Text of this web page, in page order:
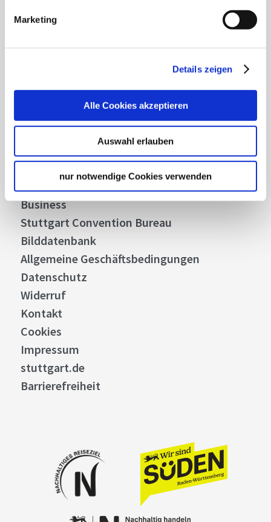
Marketing
Details zeigen
Alle Cookies akzeptieren
Auswahl erlauben
nur notwendige Cookies verwenden
Mit unserem Newsletter bleiben Sie zu Events,
Highlights und aktuellen Angeboten in
Presse
Business
Stuttgart Convention Bureau
Bilddatenbank
Allgemeine Geschäftsbedingungen
Datenschutz
Widerruf
Kontakt
Cookies
Impressum
stuttgart.de
Barrierefreiheit